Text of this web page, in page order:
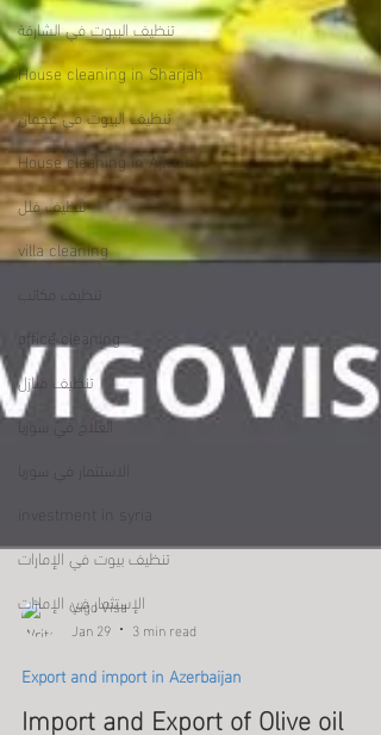
تنظيف البيوت في الشارقة
House cleaning in Sharjah
تنظيف البيوت في عجمان
House cleaning in Ajman
تنظيف فلل
villa cleaning
تنظيف مكاتب
office cleaning
تنظيف منازل
العلاج في سوريا
الاستثمار في سوريا
investment in syria
تنظيف بيوت في الإمارات
الإستثمار في الإمارات
Jan 29
3 min read